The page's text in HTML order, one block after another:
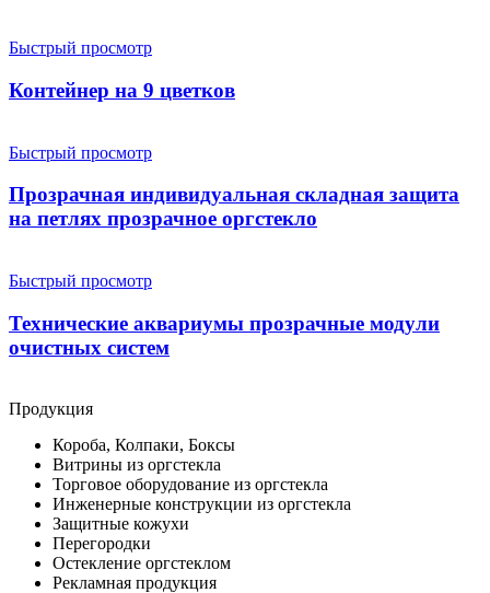
Быстрый просмотр
Контейнер на 9 цветков
Быстрый просмотр
Прозрачная индивидуальная складная защита
на петлях прозрачное оргстекло
Быстрый просмотр
Технические аквариумы прозрачные модули
очистных систем
Продукция
Короба, Колпаки, Боксы
Витрины из оргстекла
Торговое оборудование из оргстекла
Инженерные конструкции из оргстекла
Защитные кожухи
Перегородки
Остекление оргстеклом
Рекламная продукция